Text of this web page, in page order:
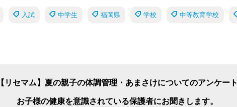
入試 中学生 福岡県 学校 中等教育学校
【リセマム】夏の親子の体調管理・あまさけについてのアンケート
お子様の健康を意識されている保護者にお聞きします。